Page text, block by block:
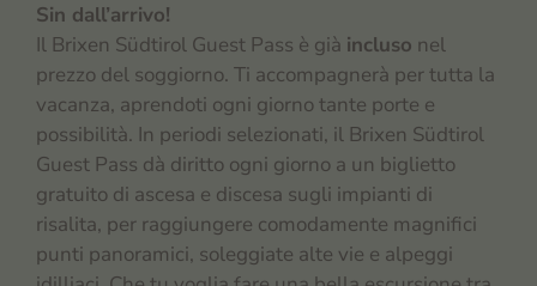
Sin dall’arrivo!
Il Brixen Südtirol Guest Pass è già incluso nel
prezzo del soggiorno. Ti accompagnerà per tutta la
vacanza, aprendoti ogni giorno tante porte e
possibilità. In periodi selezionati, il Brixen Südtirol
Guest Pass dà diritto ogni giorno a un biglietto
gratuito di ascesa e discesa sugli impianti di
risalita, per raggiungere comodamente magnifici
punti panoramici, soleggiate alte vie e alpeggi